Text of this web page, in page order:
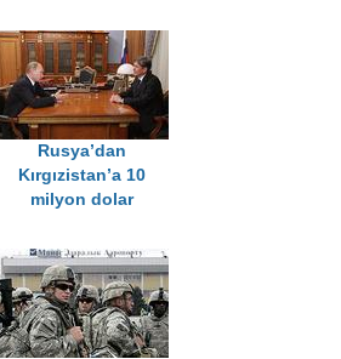
Rusya’dan
Kırgızistan’a 10
milyon dolar